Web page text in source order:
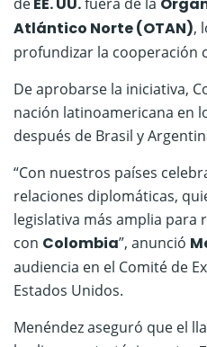
deEE. UU.fuera de la
Atlántico Norte (OTAN),
profundizar la cooperación
De aprobarse la iniciativa,
nación latinoamericana en
después de Brasil y
“Con nuestros países
relaciones diplomáticas,
legislativa más amplia para
con Colombia”, anunció
audiencia en el Comité de
Estados Unidos.
Menéndez aseguró que el